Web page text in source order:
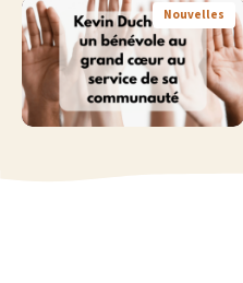
Nouvelles